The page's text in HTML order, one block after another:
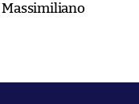
Massimiliano